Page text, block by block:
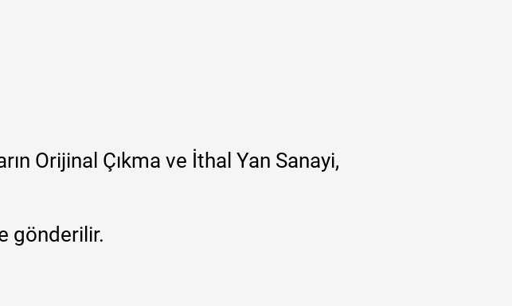
Orijinal Çıkma ve İthal Yan Sanayi,
gönderilir.